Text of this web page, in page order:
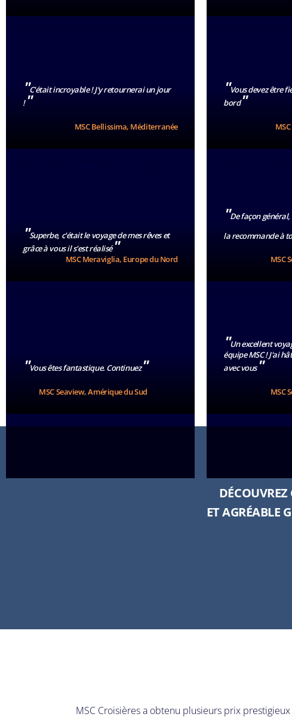
"C'était incroyable ! J'y retournerai un jour
!"
MSC Bellissima, Méditerranée
"Vous devez être
bord"
"Superbe, c'était le voyage de mes rêves et
grâce à vous il s'est réalisé"
MSC Meraviglia, Europe du Nord
"De façon
la recommande à
MSC
"Vous êtes fantastique. Continuez"
MSC Seaview, Amérique du Sud
"Un excellent
équipe MSC ! J'ai
avec vous"
MSC
ET AGRÉABLE
MSC Croisières a obtenu plusieurs prix